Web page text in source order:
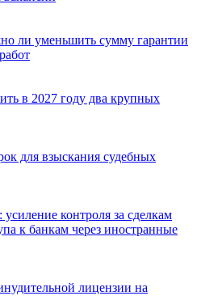
ли уменьшить сумму гарантии
в 2027 году два крупных
для взыскания судебных
контроля за сделкам
к банкам через иностранные
лицензии на